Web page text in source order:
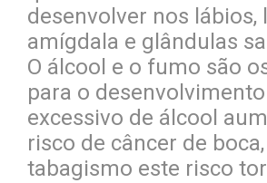
desenvolver nos lábios,
amígdala e glândulas
O álcool e o fumo são
para o
excessivo de álcool
risco de câncer de
tabagismo este risco